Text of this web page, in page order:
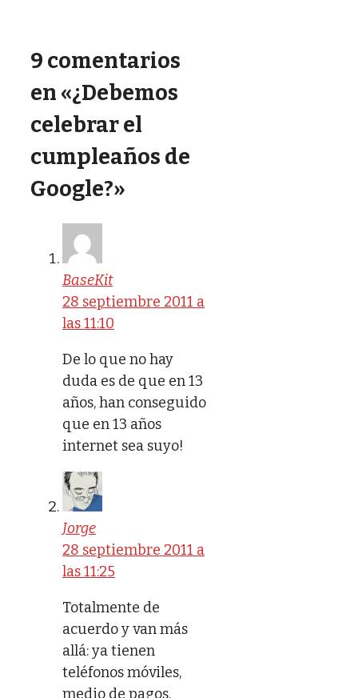
9 comentarios
en «¿Debemos
celebrar el
cumpleaños de
Google?»
BaseKit
28 septiembre 2011 a
las 11:10
De lo que no hay
duda es de que en 13
años, han conseguido
que en 13 años
internet sea suyo!
Jorge
28 septiembre 2011 a
las 11:25
Totalmente de
acuerdo y van más
allá: ya tienen
teléfonos móviles,
medio de pagos,